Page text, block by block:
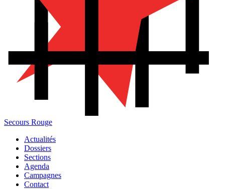
Secours Rouge
Actualités
Dossiers
Sections
Agenda
Campagnes
Contact